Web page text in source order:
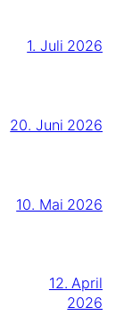
1. Juli 2026
20. Juni 2026
10. Mai 2026
12. April
2026